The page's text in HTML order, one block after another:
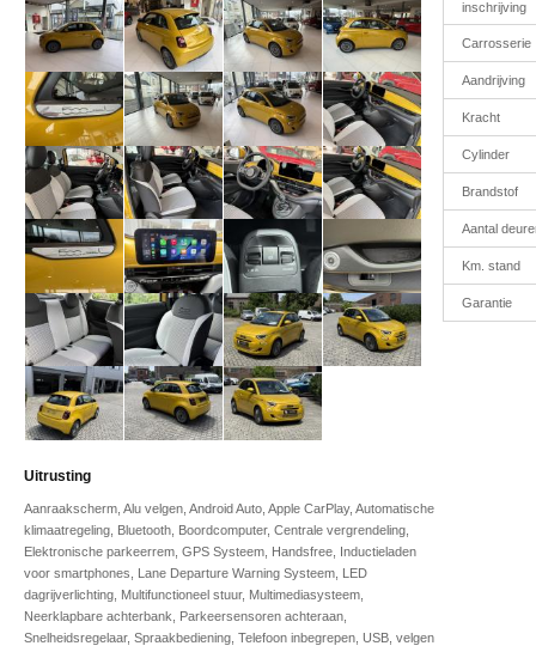
Uitrusting
Aanraakscherm, Alu velgen, Android Auto, Apple CarPlay, Automatische
klimaatregeling, Bluetooth, Boordcomputer, Centrale vergrendeling,
Elektronische parkeerrem, GPS Systeem, Handsfree, Inductieladen
voor smartphones, Lane Departure Warning Systeem, LED
dagrijverlichting, Multifunctioneel stuur, Multimediasysteem,
Neerklapbare achterbank, Parkeersensoren achteraan,
Snelheidsregelaar, Spraakbediening, Telefoon inbegrepen, USB, velgen
inschrijving
Carrosserie
Aandrijving
Kracht
Cylinder
Brandstof
Aantal
Km. stand
Garantie